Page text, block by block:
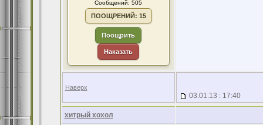
Сообщений: 505
ПООЩРЕНИЙ: 15
Поощрить
Наказать
Наверх
03.01.13 : 17:40
хитрый хохол